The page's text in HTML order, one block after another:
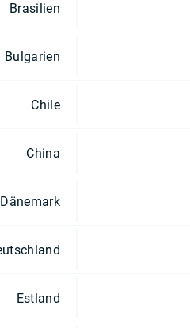
Brasilien
Bulgarien
Chile
China
Dänemark
Estland